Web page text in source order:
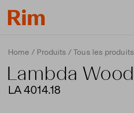
Home Produits Tous les produits
Lambda Wood
LA 4014.18